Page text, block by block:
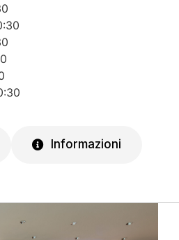
Informazioni